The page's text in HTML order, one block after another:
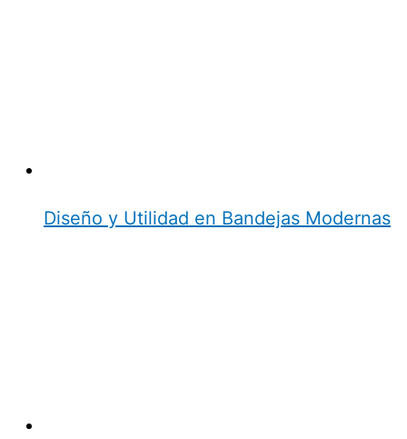
Diseño y Utilidad en Bandejas Modernas